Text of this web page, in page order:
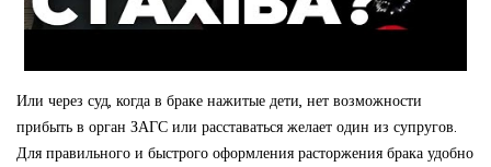
Или через суд, когда в браке нажитые дети, нет возможности
прибыть в орган ЗАГС или расставаться желает один из супругов.
Для правильного и быстрого оформления расторжения брака удобно